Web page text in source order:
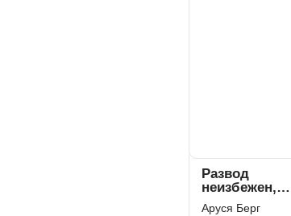
Развод
неизбежен,
предатель
Аруся Берг